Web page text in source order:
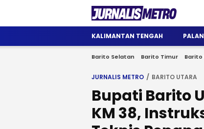
Jurnalis Metro
Satu Wadah Informasi
KALIMANTAN TENGAH
Barito Selatan Barito Timur
JURNALIS METRO BARITO UTARA
Bupati Barito
KM 38,